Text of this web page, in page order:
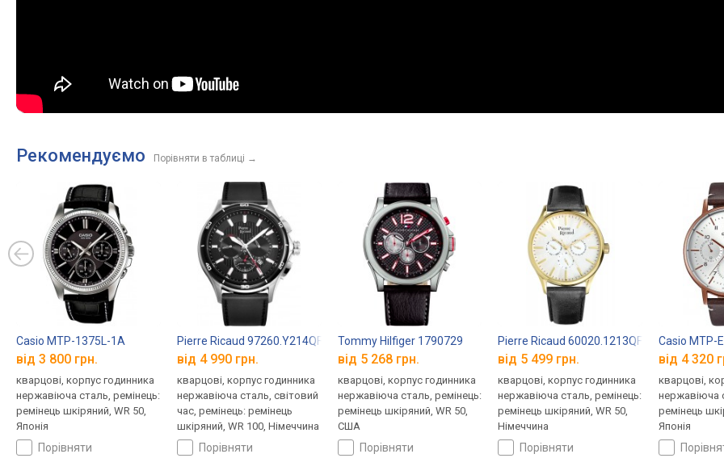
Рекомендуємо Порівняти в таблиці →
Casio MTP-1375L-1A
від 3 800 грн.
кварцові, корпус годинника
нержавіюча сталь, ремінець:
ремінець шкіряний, WR 50,
Японія
порівняти
Pierre Ricaud 97260.Y214QF
від 4 990 грн.
кварцові, корпус годинника
нержавіюча сталь, світовий
час, ремінець: ремінець
шкіряний, WR 100, Німеччина
порівняти
Tommy Hilfiger 1790729
від 5 268 грн.
кварцові, корпус годинника
нержавіюча сталь, ремінець:
ремінець шкіряний, WR 50,
США
порівняти
Pierre Ricaud 60020.1213QF
від 5 499 грн.
кварцові, корпус годинника
нержавіюча сталь, ремінець:
ремінець шкіряний, WR 50,
Німеччина
порівняти
Casio MTP-
від 4 320
кварцові,
нержавіюча
ремінець
Японія